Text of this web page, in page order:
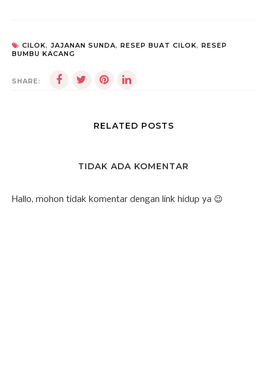
CILOK, JAJANAN SUNDA, RESEP BUAT CILOK, RESEP
BUMBU KACANG
SHARE:
RELATED POSTS
TIDAK ADA KOMENTAR
Hallo, mohon tidak komentar dengan link hidup ya 😉